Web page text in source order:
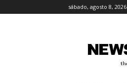
sábado, agosto 8, 2026